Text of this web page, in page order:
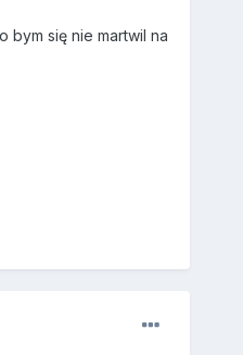
bym się nie martwil na